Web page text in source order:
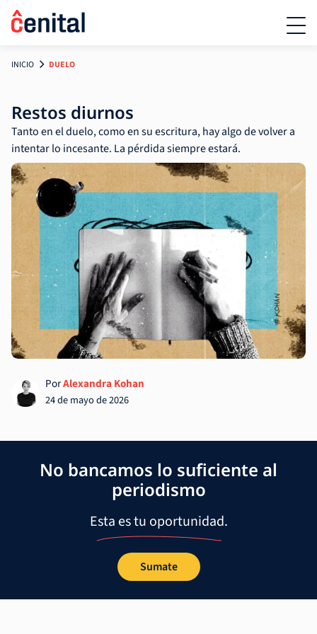
INICIO DUELO
Restos diurnos
Tanto en el duelo, como en su escritura, hay algo de volver a
intentar lo incesante. La pérdida siempre estará.
PorAlexandra Kohan
24 de mayo de 2026
No bancamos lo suficiente al
periodismo
Esta es tu oportunidad.
Sumate